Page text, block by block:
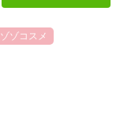
ゾゾコスメ